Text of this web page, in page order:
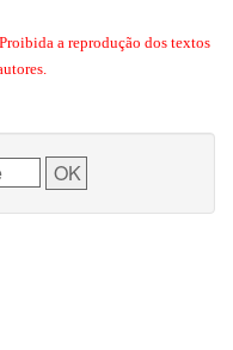
a reprodução dos textos